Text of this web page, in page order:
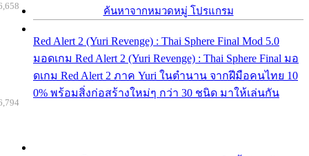
ค้นหาจากหมวดหมู่ โปรแกรม
Red Alert 2 (Yuri Revenge) : Thai Sphere Final Mod 5.0
มอดเกม Red Alert 2 (Yuri Revenge) : Thai Sphere Final มอ
ดเกม Red Alert 2 ภาค Yuri ในตำนาน จากฝีมือคนไทย 10
0% พร้อมสิ่งก่อสร้างใหม่ๆ กว่า 30 ชนิด มาให้เล่นกัน